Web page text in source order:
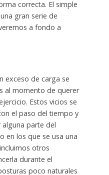
correcta. El simple
gran serie de
a fondo a
exceso de carga se
al momento de querer
Estos vicios se
el paso del tiempo y
parte del
en los que se usa una
otros
durante el
poco naturales